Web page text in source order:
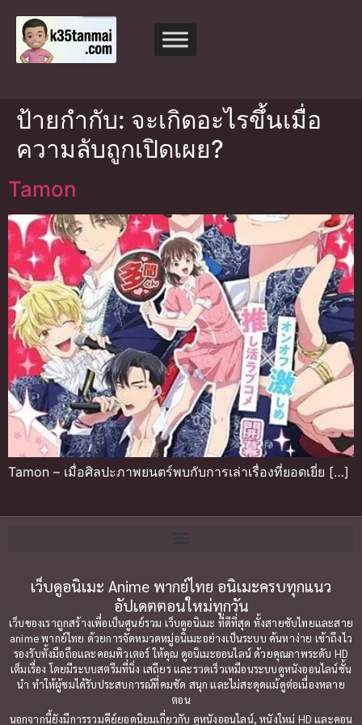
ป้ายกำกับ: จะเกิดอะไรขึ้นเมื่อ
ความลับถูกเปิดเผย?
Tamon
Tamon – เมื่อศิลปะภาพยนตร์พบกับการเล่าเรื่องที่ยอดเยี่ย […]
เว็บดูอนิเมะ Anime พากย์ไทย อนิเมะครบทุกแนว
อัปเดตตอนใหม่ทุกวัน
เว็บของเราถูกสร้างเพื่อเป็นศูนย์รวม เว็บดูอนิเมะ ที่ดีที่สุด ทั้งสายซับไทยและสาย
anime พากย์ไทย ด้วยการจัดหมวดหมู่อนิเมะอย่างเป็นระบบ ค้นหาง่าย เข้าถึงไว
รองรับทั้งมือถือและคอมพิวเตอร์ ให้คุณ ดูอนิเมะออนไลน์ ด้วยคุณภาพระดับ HD
เต็มเรื่อง โดยมีระบบสตรีมที่นิ่ง เสถียร และรวดเร็วเหมือนระบบดูหนังออนไลน์ชั้น
นำ ทำให้ผู้ชมได้รับประสบการณ์ที่คมชัด สนุก และไม่สะดุดแม้ดูต่อเนื่องหลาย
ตอน
นอกจากนี้ยังมีการรวมคีย์ยอดนิยมเกี่ยวกับ ดูหนังออนไลน์, หนังใหม่ HD และคอน